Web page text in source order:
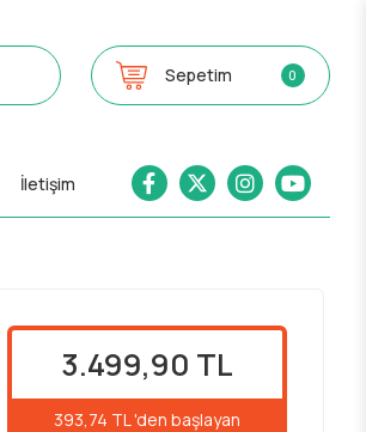
Sepetim 0
İletişim
3.499,90 TL
393,74 TL 'den başlayan